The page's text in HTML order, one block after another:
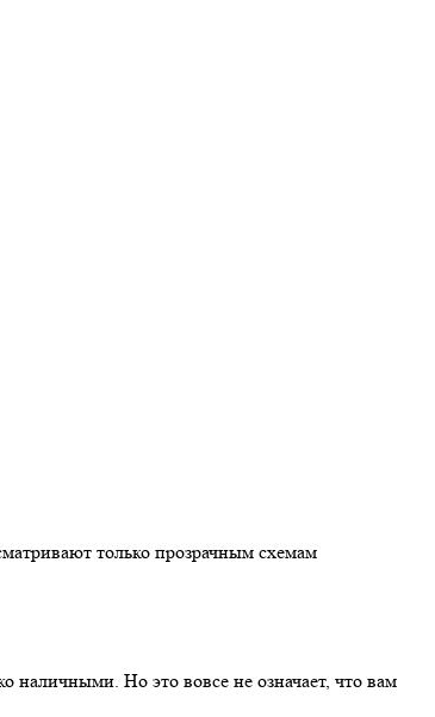
только прозрачным схемам
наличными. Но это вовсе не означает, что вам